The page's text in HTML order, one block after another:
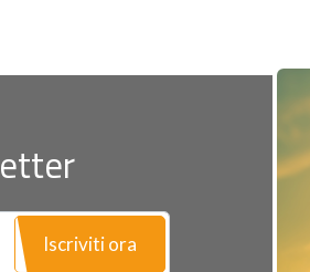
Iscriviti ora